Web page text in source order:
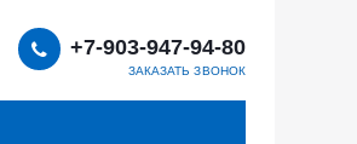
+7-903-947-94-80
ЗАКАЗАТЬ ЗВОНОК